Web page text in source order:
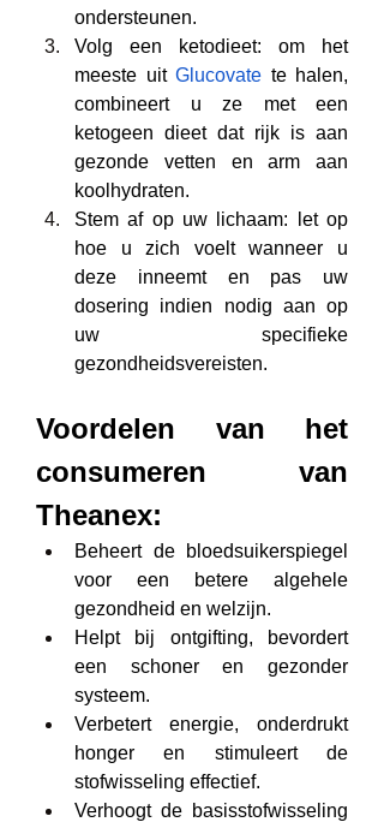
ondersteunen.
Volg een ketodieet: om het
meeste uit Glucovate te halen,
combineert u ze met een
ketogeen dieet dat rijk is aan
gezonde vetten en arm aan
koolhydraten.
Stem af op uw lichaam: let op
hoe u zich voelt wanneer u
deze inneemt en pas uw
dosering indien nodig aan op
uw specifieke
gezondheidsvereisten.
Voordelen van het
consumeren van
Theanex:
Beheert de bloedsuikerspiegel
voor een betere algehele
gezondheid en welzijn.
Helpt bij ontgifting, bevordert
een schoner en gezonder
systeem.
Verbetert energie, onderdrukt
honger en stimuleert de
stofwisseling effectief.
Verhoogt de basisstofwisseling